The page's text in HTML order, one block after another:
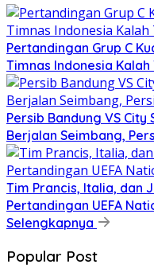
Pertandingan Grup C
Timnas Indonesia
Persib Bandung VS City
Berjalan Seimbang,
Tim Prancis, Italia, dan
Pertandingan UEFA
Selengkapnya
Popular Post